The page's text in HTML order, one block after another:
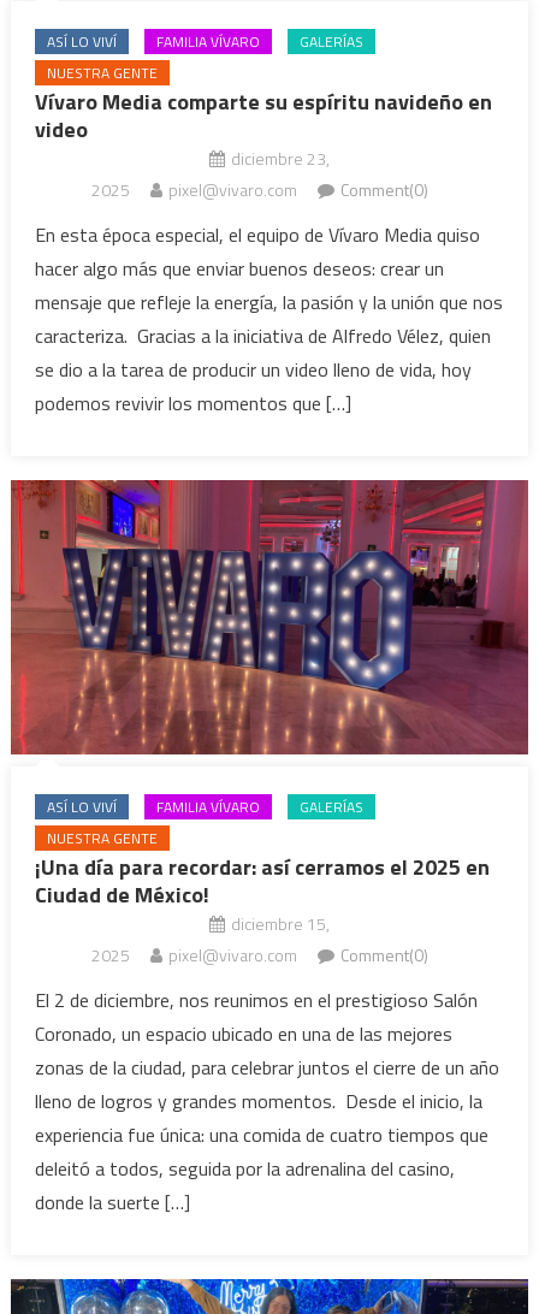
ASÍ LO VIVÍ FAMILIA VÍVARO
GALERÍAS
NUESTRA GENTE
Vívaro Media comparte su espíritu navideño en
video
diciembre 23,
2025
pixel@vivaro.com Comment(0)
En esta época especial, el equipo de Vívaro Media quiso
hacer algo más que enviar buenos deseos: crear un
mensaje que refleje la energía, la pasión y la unión que nos
caracteriza. Gracias a la iniciativa de Alfredo Vélez, quien
se dio a la tarea de producir un video lleno de vida, hoy
podemos revivir los momentos que […]
ASÍ LO VIVÍ FAMILIA VÍVARO
GALERÍAS
NUESTRA GENTE
¡Una día para recordar: así cerramos el 2025 en
Ciudad de México!
diciembre 15,
2025
pixel@vivaro.com Comment(0)
El 2 de diciembre, nos reunimos en el prestigioso Salón
Coronado, un espacio ubicado en una de las mejores
zonas de la ciudad, para celebrar juntos el cierre de un año
lleno de logros y grandes momentos. Desde el inicio, la
experiencia fue única: una comida de cuatro tiempos que
deleitó a todos, seguida por la adrenalina del casino,
donde la suerte […]